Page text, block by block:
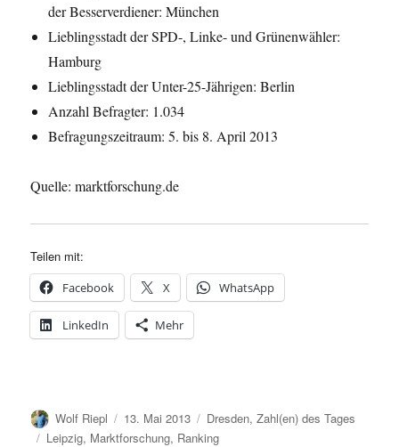
der Besserverdiener: München
Lieblingsstadt der SPD-, Linke- und Grünenwähler:
Hamburg
Lieblingsstadt der Unter-25-Jährigen: Berlin
Anzahl Befragter: 1.034
Befragungszeitraum: 5. bis 8. April 2013
Quelle: marktforschung.de
Teilen mit:
Facebook X WhatsApp
LinkedIn Mehr
Autor
Wolf Riepl
Veröffentlicht
am
13. Mai 2013 Kategorien
Dresden,Zahl(en) des Tages
Schlagwörter
Leipzig, Marktforschung, Ranking